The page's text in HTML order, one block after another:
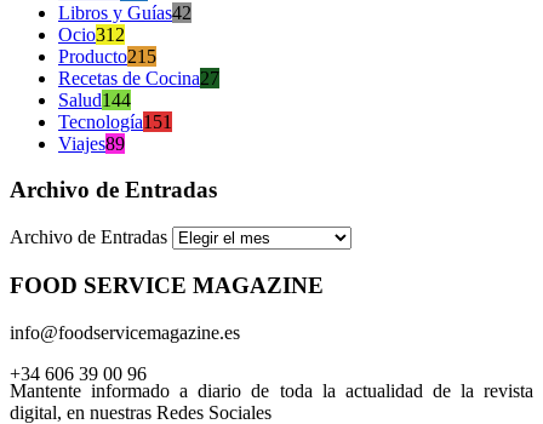
Libros y Guías42
Ocio312
Producto215
Recetas de Cocina27
Salud144
Tecnología151
Viajes89
Archivo de Entradas
Archivo de Entradas
FOOD SERVICE MAGAZINE
info@foodservicemagazine.es
+34 606 39 00 96
Mantente informado a diario de toda la actualidad de la revista
digital, en nuestras Redes Sociales